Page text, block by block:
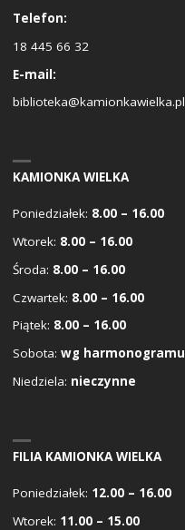
Telefon:
18 445 66 32
E-mail:
biblioteka@kamionkawielka.pl
KAMIONKA WIELKA
Poniedziałek: 8.00 – 16.00
Wtorek: 8.00 – 16.00
Środa: 8.00 – 16.00
Czwartek: 8.00 – 16.00
Piątek: 8.00 – 16.00
Sobota: wg harmonogramu
Niedziela: nieczynne
FILIA KAMIONKA WIELKA
Poniedziałek: 12.00 – 16.00
Wtorek: 11.00 – 15.00